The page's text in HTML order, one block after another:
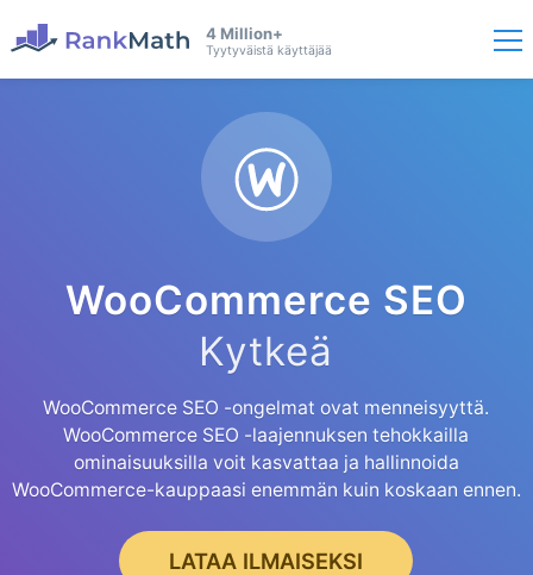
4 Million+
Tyytyväistä käyttäjää
WooCommerce SEO
Kytkeä
WooCommerce SEO -ongelmat ovat menneisyyttä.
WooCommerce SEO -laajennuksen tehokkailla
ominaisuuksilla voit kasvattaa ja hallinnoida
WooCommerce-kauppaasi enemmän kuin koskaan ennen.
LATAA ILMAISEKSI